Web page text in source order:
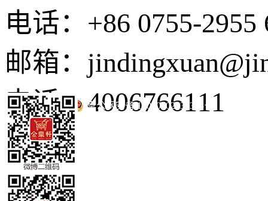
电话：+86 0755-2955
邮箱：
电话：4006766111
京公网安备 11010502035345号